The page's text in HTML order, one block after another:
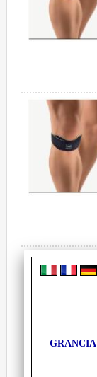
GRANCIA